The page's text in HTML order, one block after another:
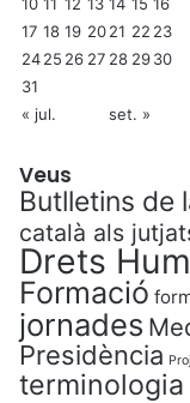
17 18 19 2021 22 23
2425 26 27 28 2930
31
« jul.
set. »
Veus
Butlletins de
català als
Drets
Formació
jornades
Presidència